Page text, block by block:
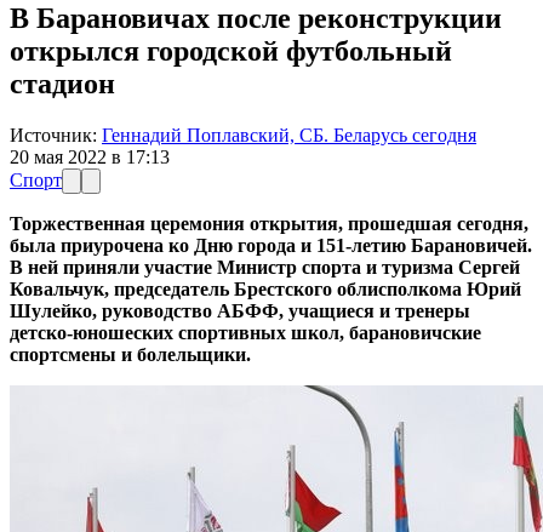
В Барановичах после реконструкции
открылся городской футбольный
стадион
Источник: Геннадий Поплавский, СБ. Беларусь сегодня
20 мая 2022 в 17:13
Спорт
Торжественная церемония открытия, прошедшая сегодня,
была приурочена ко Дню города и 151-летию Барановичей.
В ней приняли участие Министр спорта и туризма Сергей
Ковальчук, председатель Брестского облисполкома Юрий
Шулейко, руководство АБФФ, учащиеся и тренеры
детско-юношеских спортивных школ, барановичские
спортсмены и болельщики.